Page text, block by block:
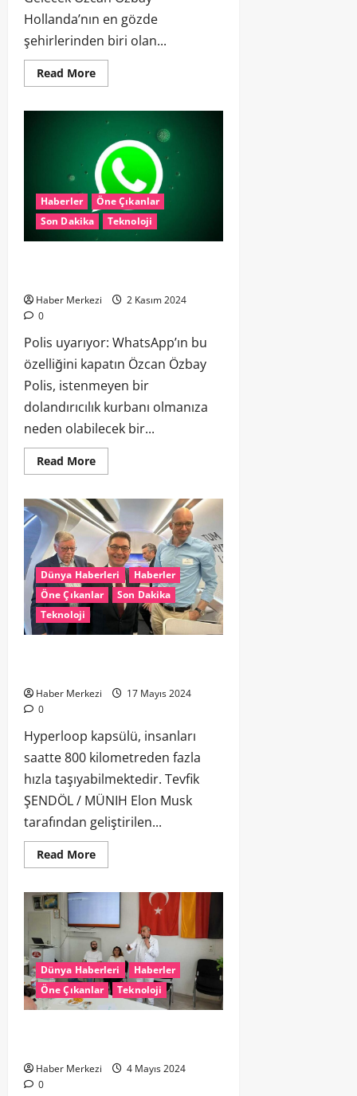
Hollanda’nın en gözde
şehirlerinden biri olan...
Read More
Haberler
Öne Çıkanlar
Son Dakika
Teknoloji
Haber Merkezi
2 Kasım 2024
0
Polis uyarıyor: WhatsApp’ın bu
özelliğini kapatın Özcan Özbay
Polis, istenmeyen bir
dolandırıcılık kurbanı olmanıza
neden olabilecek bir...
Read More
Dünya Haberleri
Haberler
Öne Çıkanlar
Son Dakika
Teknoloji
Haber Merkezi
17 Mayıs 2024
0
Hyperloop kapsülü, insanları
saatte 800 kilometreden fazla
hızla taşıyabilmektedir. Tevfik
ŞENDÖL / MÜNIH Elon Musk
tarafından geliştirilen...
Read More
Dünya Haberleri
Haberler
Öne Çıkanlar
Teknoloji
Haber Merkezi
4 Mayıs 2024
0